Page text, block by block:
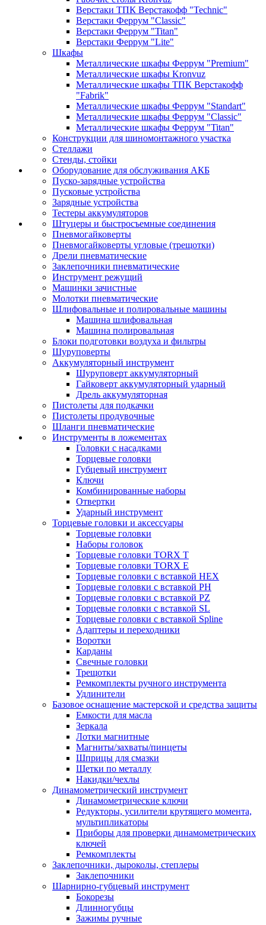
Верстаки ТПК Верстакофф "Technic"
Верстаки Феррум "Classic"
Верстаки Феррум "Titan"
Верстаки Феррум "Lite"
Шкафы
Металлические шкафы Феррум "Premium"
Металлические шкафы Kronvuz
Металлические шкафы ТПК Верстакофф
"Fabrik"
Металлические шкафы Феррум "Standart"
Металлические шкафы Феррум "Classic"
Металлические шкафы Феррум "Titan"
Конструкции для шиномонтажного участка
Стеллажи
Стенды, стойки
Оборудование для обслуживания АКБ
Пуско-зарядные устройства
Пусковые устройства
Зарядные устройства
Тестеры аккумуляторов
Штуцеры и быстросъемные соединения
Пневмогайковерты
Пневмогайковерты угловые (трещотки)
Дрели пневматические
Заклепочники пневматические
Инструмент режущий
Машинки зачистные
Молотки пневматические
Шлифовальные и полировальные машины
Машина шлифовальная
Машина полировальная
Блоки подготовки воздуха и фильтры
Шуруповерты
Аккумуляторный инструмент
Шуруповерт аккумуляторный
Гайковерт аккумуляторный ударный
Дрель аккумуляторная
Пистолеты для подкачки
Пистолеты продувочные
Шланги пневматические
Инструменты в ложементах
Головки с насадками
Торцевые головки
Губцевый инструмент
Ключи
Комбинированные наборы
Отвертки
Ударный инструмент
Торцевые головки и аксессуары
Торцевые головки
Наборы головок
Торцевые головки TORX T
Торцевые головки TORX Е
Торцевые головки с вставкой HEX
Торцевые головки с вставкой PH
Торцевые головки с вставкой PZ
Торцевые головки с вставкой SL
Торцевые головки с вставкой Spline
Адаптеры и переходники
Воротки
Карданы
Свечные головки
Трещотки
Ремкомплекты ручного инструмента
Удлинители
Базовое оснащение мастерской и средства защиты
Емкости для масла
Зеркала
Лотки магнитные
Магниты/захваты/пинцеты
Шприцы для смазки
Щетки по металлу
Накидки/чехлы
Динамометрический инструмент
Динамометрические ключи
Редукторы, усилители крутящего момента,
мультипликаторы
Приборы для проверки динамометрических
ключей
Ремкомплекты
Заклепочники, дыроколы, степлеры
Заклепочники
Шарнирно-губцевый инструмент
Бокорезы
Длинногубцы
Зажимы ручные